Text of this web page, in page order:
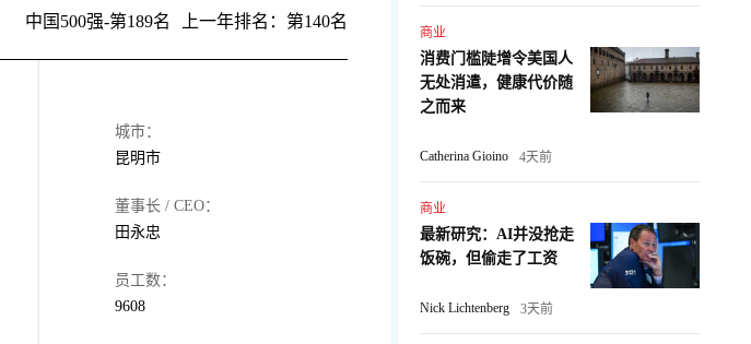
中国500强-第189名 上一年排名：第140名
城市：
昆明市
董事长 / CEO：
田永忠
员工数：
9608
商业
消费门槛陡增令美国人
无处消遣，健康代价随
之而来
Catherina Gioino 4天前
商业
最新研究：AI并没抢走
饭碗，但偷走了工资
Nick Lichtenberg 3天前